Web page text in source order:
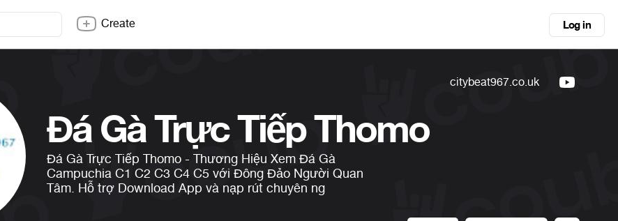
Create Log in
Đá Gà Trực Tiếp Thomo
Đá Gà Trực Tiếp Thomo - Thương Hiệu Xem Đá Gà
Campuchia C1 C2 C3 C4 C5 với Đông Đảo Người Quan
Tâm. Hỗ trợ Download App và nạp rút chuyên ng
citybeat967.co.uk